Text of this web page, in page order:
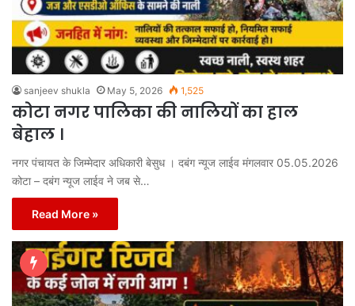
sanjeev shukla May 5, 2026 1,525
कोटा नगर पालिका की नालियों का हाल
बेहाल ।
नगर पंचायत के जिम्मेदार अधिकारी बेसुध । दबंग न्यूज लाईव मंगलवार 05.05.2026
कोटा – दबंग न्यूज लाईव ने जब से…
Read More »